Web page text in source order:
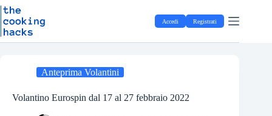
S
t
Salta
al
contenuto
Accedi Registrati
Anteprima Volantini
Volantino Eurospin dal 17 al 27 febbraio 2022